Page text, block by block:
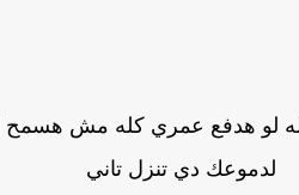
لو هدفع عمري كله مش هسمح
لدموعك دي تنزل تاني